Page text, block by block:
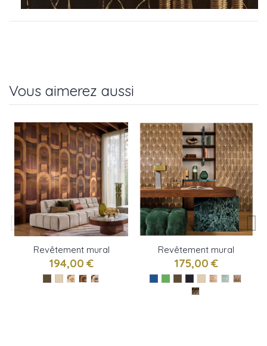
Vous aimerez aussi
Revêtement mural
TRAVERSEE de
Casamance
194,00 €
Revêtement mural
MYTHIQUE de
Casamance
175,00 €